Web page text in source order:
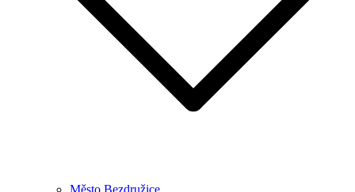
Město Bezdružice